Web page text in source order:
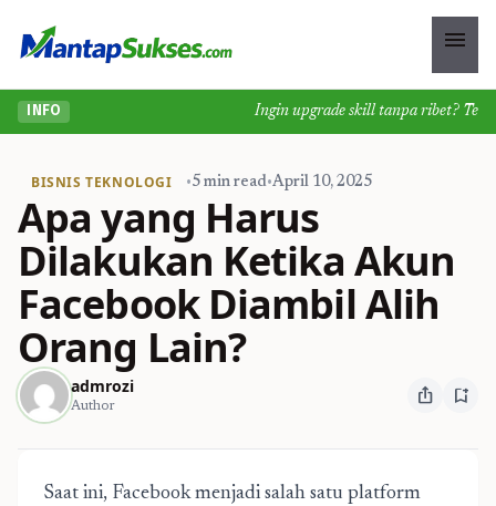
menu
INFO Ingin upgrade skill tanpa ribet?
BISNIS TEKNOLOGI •5 min read•April 10, 2025
Apa yang Harus
Dilakukan Ketika Akun
Facebook Diambil Alih
Orang Lain?
admrozi
Author ios_share bookmark_add
Saat ini, Facebook menjadi salah satu platform